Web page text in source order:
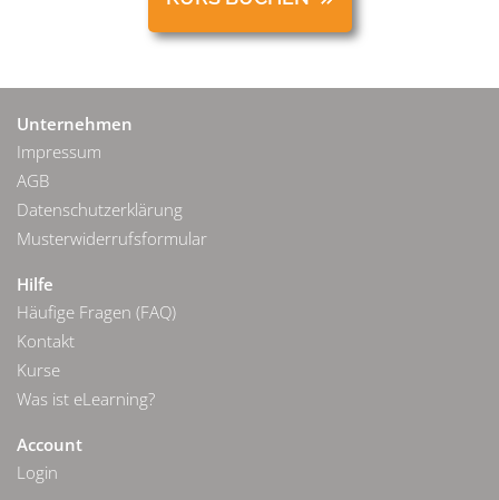
Unternehmen
Impressum
AGB
Datenschutzerklärung
Musterwiderrufsformular
Hilfe
Häufige Fragen (FAQ)
Kontakt
Kurse
Was ist eLearning?
Account
Login